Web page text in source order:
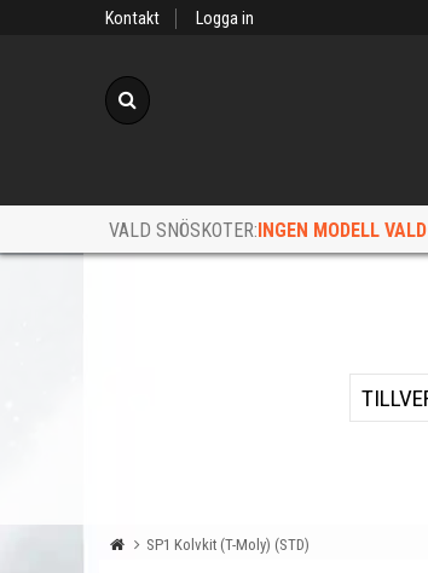
Kontakt Logga in
VALD SNÖSKOTER:INGEN MODELL VALD
SP1 Kolvkit (T-Moly) (STD)